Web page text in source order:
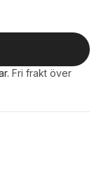
. Fri frakt över